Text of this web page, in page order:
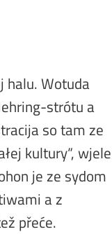
halu. Wotuda
strótu a
so tam ze
kultury“, wjele
je ze sydom
a z
přeće.